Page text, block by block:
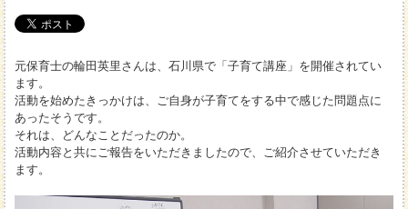
元保育士の輪田英里さんは、石川県で「子育て講座」を開催されてい
ます。
活動を始めたきっかけは、ご自身が子育てをする中で感じた問題点に
あったそうです。
それは、どんなことだったのか。
活動内容と共にご報告をいただきましたので、ご紹介させていただき
ます。